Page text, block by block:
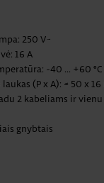
250 V~
16 A
-40 ... +60 °C
(P x A): ≈ 50 x 16
2 kabeliams ir
gnybtais